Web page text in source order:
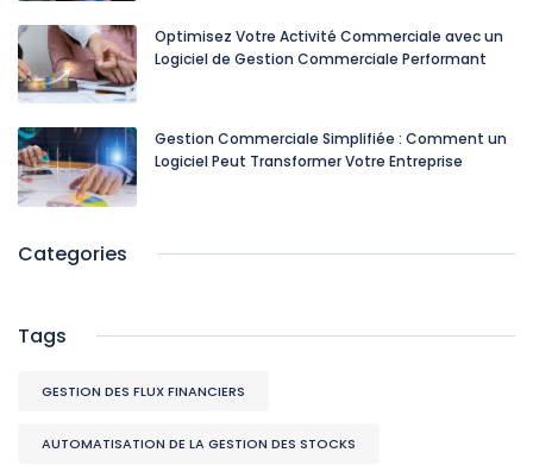
Optimisez Votre Activité Commerciale avec un
Logiciel de Gestion Commerciale Performant
Gestion Commerciale Simplifiée : Comment un
Logiciel Peut Transformer Votre Entreprise
Categories
Tags
GESTION DES FLUX FINANCIERS
AUTOMATISATION DE LA GESTION DES STOCKS